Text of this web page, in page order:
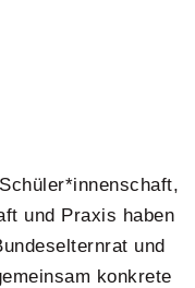
und Praxis haben
und
konkrete